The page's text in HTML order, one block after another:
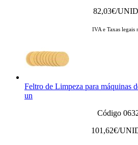
82,03€/
IVA e Taxas legais
Feltro de Limpeza para máquinas
un
Código
101,62€/